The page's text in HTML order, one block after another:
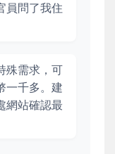
員問了我住
殊需求，可
一千多。建
網站確認最